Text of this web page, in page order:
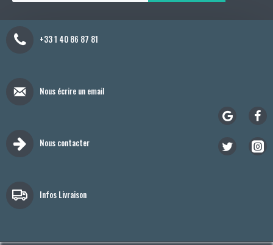
+33 1 40 86 87 81
Nous écrire un email
Nous contacter
Infos Livraison